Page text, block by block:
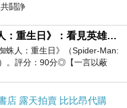
鬪諍
影評--《蜘蛛人：重生日》：看見英雄的孤獨與重生
蛛人：重生日》（Spider-Man:
。評分：90分◎【一言以蔽
切的英雄，學會放下孤獨、
店 露天拍賣 比比昂代購